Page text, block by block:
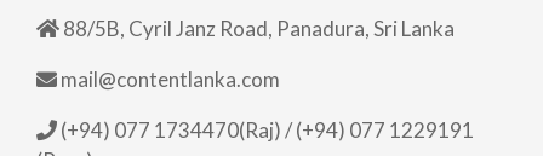
88/5B, Cyril Janz Road, Panadura, Sri Lanka
mail@contentlanka.com
(+94) 077 1734470(Raj) / (+94) 077 1229191